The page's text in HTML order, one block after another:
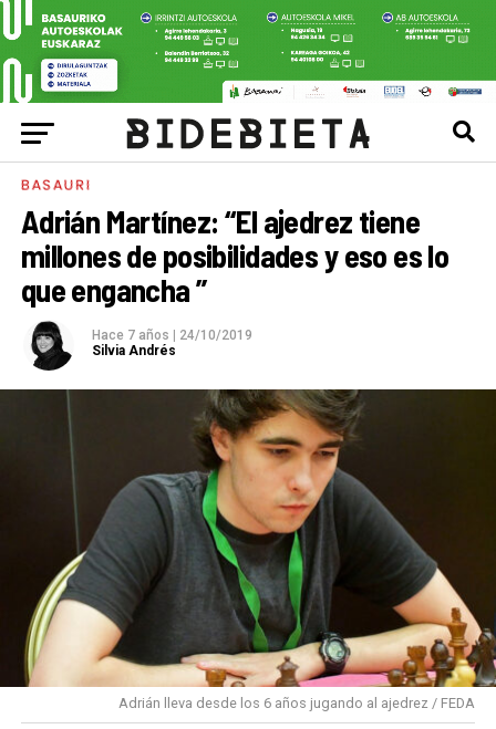
BASAURI
Adrián Martínez: “El ajedrez tiene
millones de posibilidades y eso es lo
que engancha ”
Hace 7 años
24/10/2019
Silvia Andrés
Adrián lleva desde los 6 años jugando al ajedrez / FEDA